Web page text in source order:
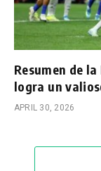
Resumen de
logra un
APRIL 30, 2026